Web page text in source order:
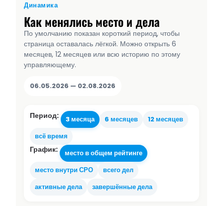
Динамика
Как менялись место и дела
По умолчанию показан короткий период, чтобы
страница оставалась лёгкой. Можно открыть 6
месяцев, 12 месяцев или всю историю по этому
управляющему.
06.05.2026 — 02.08.2026
Период: 3 месяца 6 месяцев
12 месяцев
всё время
График:
место в общем рейтинге
место внутри СРО
всего дел
активные дела
завершённые дела